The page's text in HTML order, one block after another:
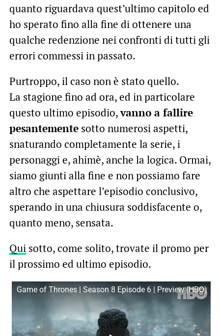
quanto riguardava quest’ultimo capitolo ed
ho sperato fino alla fine di ottenere una
qualche redenzione nei confronti di tutti gli
errori commessi in passato.
Purtroppo, il caso non è stato quello.
La stagione fino ad ora, ed in particolare
questo ultimo episodio,vanno a fallire
pesantementesotto numerosi aspetti,
snaturando completamente la serie, i
personaggi e, ahimè, anche la logica. Ormai,
siamo giunti alla fine e non possiamo fare
altro che aspettare l’episodio conclusivo,
sperando in una chiusura soddisfacente o,
quanto meno, sensata.
Quisotto, come solito, trovate il promo per
il prossimo ed ultimo episodio.
Game of Thrones | Season 8 Episode 6 | Preview (HBO)